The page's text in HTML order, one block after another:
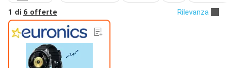
1 di 6 offerte Rilevanza